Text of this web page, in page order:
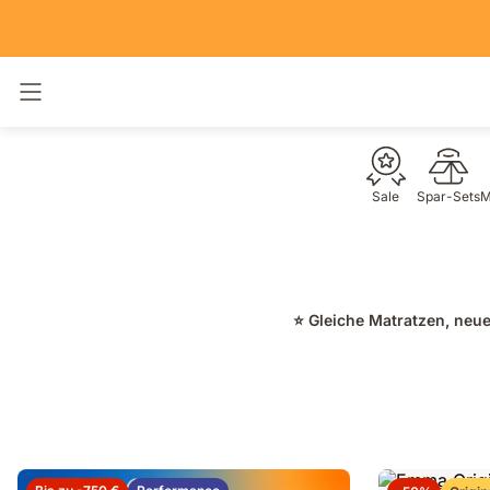
Sale Spar-Sets
⭐ Gleiche Matratzen,